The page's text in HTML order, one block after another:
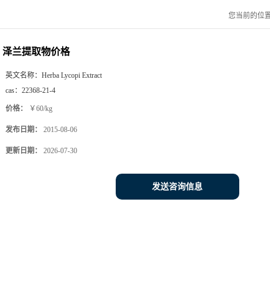
您当前的位
泽兰提取物价格
英文名称： Herba Lycopi Extract
cas： 22368-21-4
价格： ￥60/kg
发布日期： 2015-08-06
更新日期： 2026-07-30
发送咨询信息